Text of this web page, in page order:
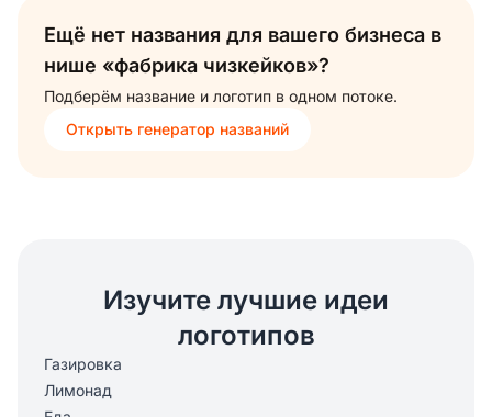
Ещё нет названия для вашего бизнеса в
нише «фабрика чизкейков»?
Подберём название и логотип в одном потоке.
Открыть генератор названий
Изучите лучшие идеи
логотипов
Газировка
Лимонад